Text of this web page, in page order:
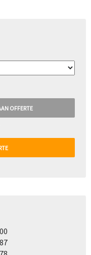
OFFERTE